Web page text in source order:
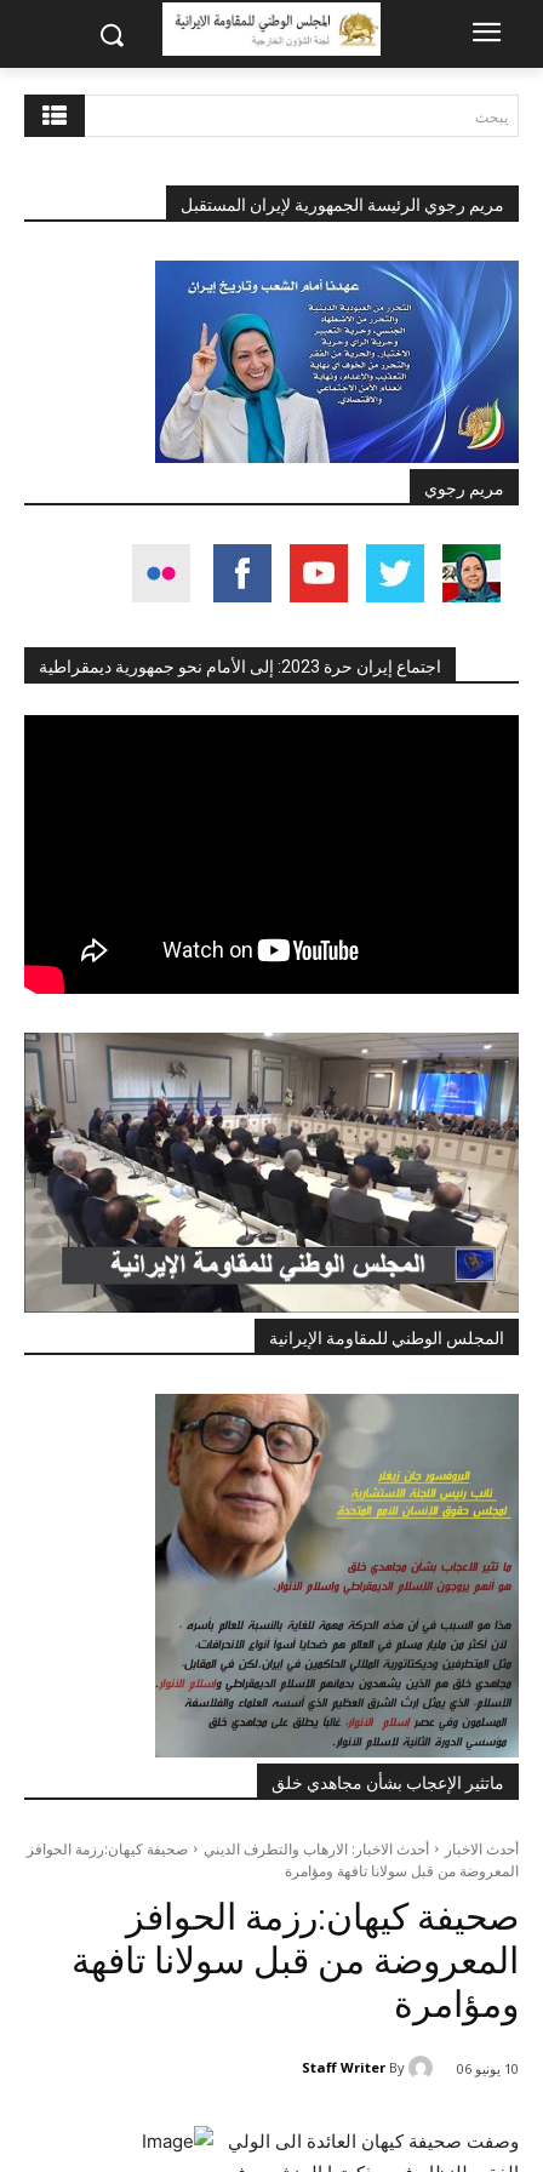
يبحث
مريم رجوي الرئيسة الجمهورية لإيران المستقبل
مريم رجوي
اجتماع إيران حرة 2023: إلى الأمام نحو جمهورية ديمقراطية
المجلس الوطني للمقاومة الإيرانية
ماتثير الإعجاب بشأن مجاهدي خلق
أحدث الاخبار أحدث الاخبار: الارهاب والتطرف الديني
صحيفة كيهان:رزمة الحوافز
المعروضة من قبل سولانا تافهة ومؤامرة
صحيفة كيهان:رزمة الحوافز
المعروضة من قبل سولانا تافهة
ومؤامرة
10 يونيو 06 By
Staff Writer
وصفت صحيفة كيهان العائدة الى الولي